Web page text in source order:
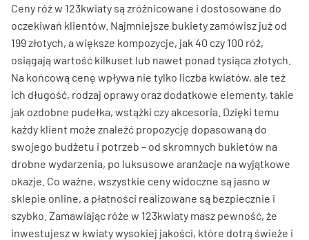
Ceny róż w 123kwiaty są zróżnicowane i dostosowane do
oczekiwań klientów. Najmniejsze bukiety zamówisz już od
199 złotych, a większe kompozycje, jak 40 czy 100 róż,
osiągają wartość kilkuset lub nawet ponad tysiąca złotych.
Na końcową cenę wpływa nie tylko liczba kwiatów, ale też
ich długość, rodzaj oprawy oraz dodatkowe elementy, takie
jak ozdobne pudełka, wstążki czy akcesoria. Dzięki temu
każdy klient może znaleźć propozycję dopasowaną do
swojego budżetu i potrzeb – od skromnych bukietów na
drobne wydarzenia, po luksusowe aranżacje na wyjątkowe
okazje. Co ważne, wszystkie ceny widoczne są jasno w
sklepie online, a płatności realizowane są bezpiecznie i
szybko. Zamawiając róże w 123kwiaty masz pewność, że
inwestujesz w kwiaty wysokiej jakości, które dotrą świeże i